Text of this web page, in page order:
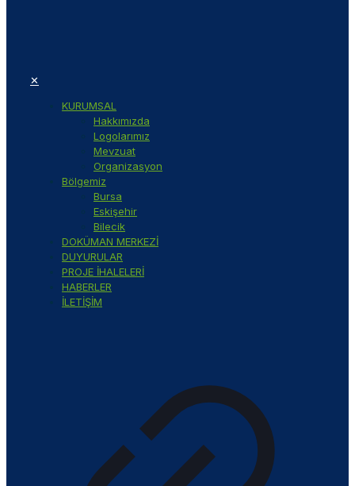
✕
KURUMSAL
Hakkımızda
Logolarımız
Mevzuat
Organizasyon
Bölgemiz
Bursa
Eskişehir
Bilecik
DOKÜMAN MERKEZİ
DUYURULAR
PROJE İHALELERİ
HABERLER
İLETİŞİM